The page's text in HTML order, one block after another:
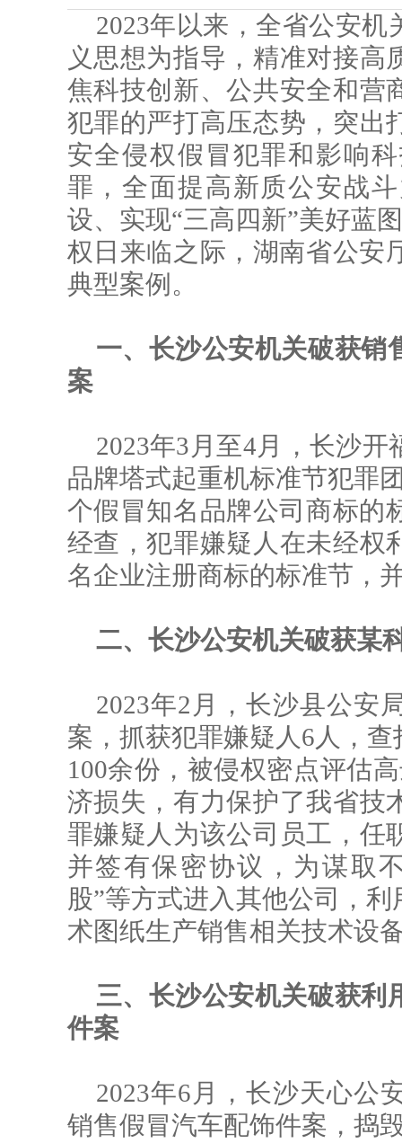
2023年以来，全省公安
义思想为指导，精准对接高
焦科技创新、公共安全和营
犯罪的严打高压态势，突出
安全侵权假冒犯罪和影响
罪，全面提高新质公安战
设、实现“三高四新”美好蓝
权日来临之际，湖南省公安
典型案例。
一、长沙公安机关破获销
案
2023年3月至4月，长沙
品牌塔式起重机标准节犯罪
个假冒知名品牌公司商标的
经查，犯罪嫌疑人在未经权
名企业注册商标的标准节，
二、长沙公安机关破获某
2023年2月，长沙县公安
案，抓获犯罪嫌疑人6人，
100余份，被侵权密点评估
济损失，有力保护了我省技
罪嫌疑人为该公司员工，任
并签有保密协议，为谋取
股”等方式进入其他公司，
术图纸生产销售相关技术设
三、长沙公安机关破获利
件案
2023年6月，长沙天心公
销售假冒汽车配饰件案，捣